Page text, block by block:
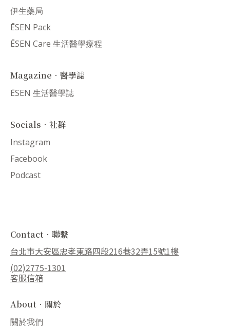
伊生藥局
ĒSEN Pack
ĒSEN Care 生活醫學療程
Magazine．醫學誌
ĒSEN 生活醫學誌
Socials．社群
Instagram
Facebook
Podcast
Contact．聯繫
台北市大安區忠孝東路四段216巷32弄15號1樓
(02)2775-1301
客服信箱
About．關於
關於我們